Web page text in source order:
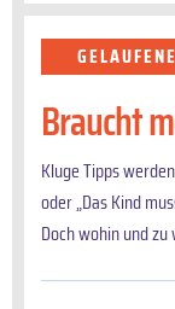
Braucht
Kluge Tipps
oder „Das Kind
Doch wohin und